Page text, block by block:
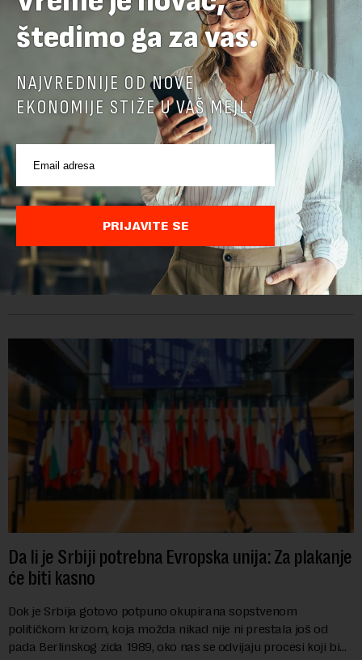
Ambasadorka Francuske: Napredak nije uklonio
sve prepreke
Od oktobra 2025. godine, funkciju ambasadorke Francuske u
Srbiji obavlja Florans Ferari, karijerna diplomatkinja sa više od
tri decenije iskustva u francuskoj diplomatiji. Tokom bogate
Da li je Srbiji potrebna Evropska unija: Za plakanje
će biti kasno
Dok je Srbija gotovo potpuno okupirana sopstvenom
političkom krizom, koja možda nikad nije ni prestala još od
pada Berlinskog zida 1989, oko nas se odvijaju procesi koji bi
štedimo ga za vas.
NAJVREDNIJE OD NOVE
EKONOMIJE STIŽE U VAŠ MEJL.
PRIJAVITE SE